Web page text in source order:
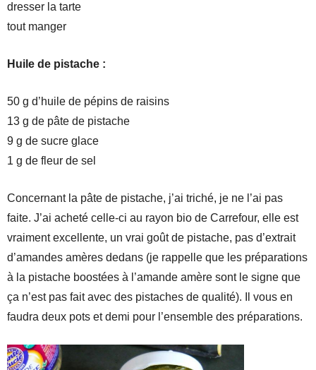
dresser la tarte
tout manger
Huile de pistache :
50 g d’huile de pépins de raisins
13 g de pâte de pistache
9 g de sucre glace
1 g de fleur de sel
Concernant la pâte de pistache, j’ai triché, je ne l’ai pas
faite. J’ai acheté celle-ci au rayon bio de Carrefour, elle est
vraiment excellente, un vrai goût de pistache, pas d’extrait
d’amandes amères dedans (je rappelle que les préparations
à la pistache boostées à l’amande amère sont le signe que
ça n’est pas fait avec des pistaches de qualité). Il vous en
faudra deux pots et demi pour l’ensemble des préparations.